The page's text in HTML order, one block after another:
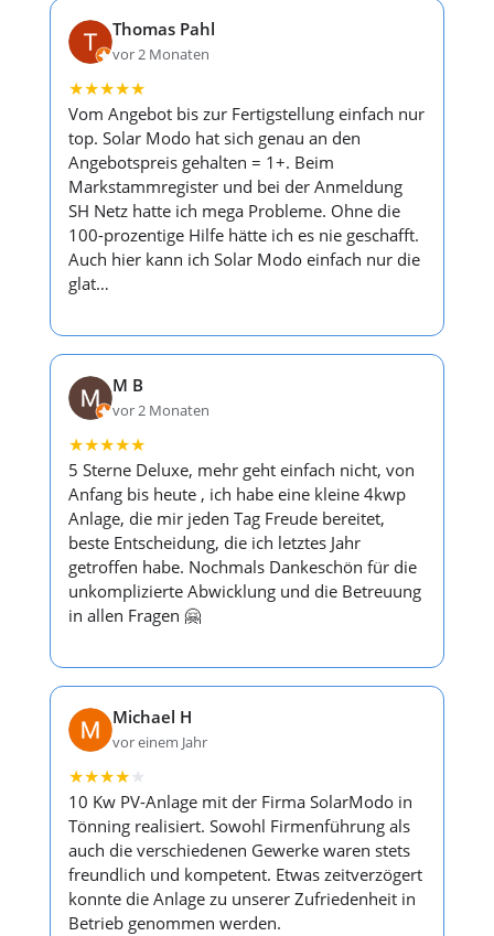
Thomas Pahl
vor 2 Monaten
★★★★★
Vom Angebot bis zur Fertigstellung einfach nur
top. Solar Modo hat sich genau an den
Angebotspreis gehalten = 1+. Beim
Markstammregister und bei der Anmeldung
SH Netz hatte ich mega Probleme. Ohne die
100-prozentige Hilfe hätte ich es nie geschafft.
Auch hier kann ich Solar Modo einfach nur die
glat…
M B
vor 2 Monaten
★★★★★
5 Sterne Deluxe, mehr geht einfach nicht, von
Anfang bis heute , ich habe eine kleine 4kwp
Anlage, die mir jeden Tag Freude bereitet,
beste Entscheidung, die ich letztes Jahr
getroffen habe. Nochmals Dankeschön für die
unkomplizierte Abwicklung und die Betreuung
in allen Fragen 🤗
Michael H
vor einem Jahr
★★★★★
10 Kw PV-Anlage mit der Firma SolarModo in
Tönning realisiert. Sowohl Firmenführung als
auch die verschiedenen Gewerke waren stets
freundlich und kompetent. Etwas zeitverzögert
konnte die Anlage zu unserer Zufriedenheit in
Betrieb genommen werden.